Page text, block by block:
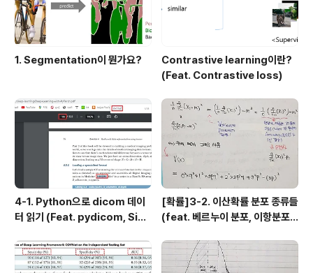
1. Segmentation이 뭔가요?
Contrastive learning이란?
(Feat. Contrastive loss)
4-1. Python으로 dicom 데이
터 읽기 (Feat. pydicom, Sim
[확률]3-2. 이산확률 분포 종류들
(feat. 베르누이 분포, 이항분포,
포, 포아송 분포